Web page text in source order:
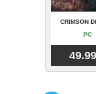
CRIMSON
PC